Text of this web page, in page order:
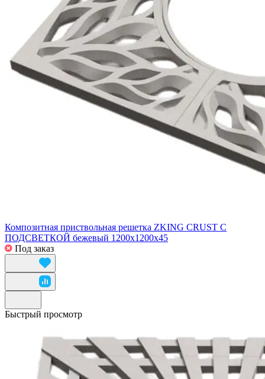
Композитная приствольная решетка ZKING CRUST С
ПОДСВЕТКОЙ бежевый 1200х1200х45
Под заказ
Быстрый просмотр